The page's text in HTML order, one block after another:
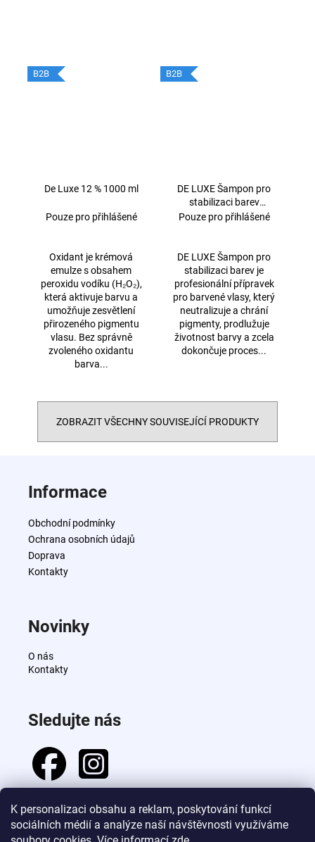
K personalizaci obsahu a reklam, poskytování funkcí
sociálních médií a analýze naší návštěvnosti využíváme
B2B
De Luxe 12 % 1000 ml
Pouze pro přihlášené
Oxidant je krémová
emulze s obsahem
peroxidu vodíku (H₂O₂),
která aktivuje barvu a
umožňuje zesvětlení
přirozeného pigmentu
vlasu. Bez správně
zvoleného oxidantu
barva...
B2B
DE LUXE Šampon pro
stabilizaci barev
1000ml
Pouze pro přihlášené
DE LUXE Šampon pro
stabilizaci barev je
profesionální přípravek
pro barvené vlasy, který
neutralizuje a chrání
pigmenty, prodlužuje
životnost barvy a zcela
dokončuje proces...
ZOBRAZIT VŠECHNY SOUVISEJÍCÍ PRODUKTY
Informace
Obchodní podmínky
Ochrana osobních údajů
Doprava
Kontakty
Novinky
O nás
Kontakty
Sledujte nás
Přijímáme online platby